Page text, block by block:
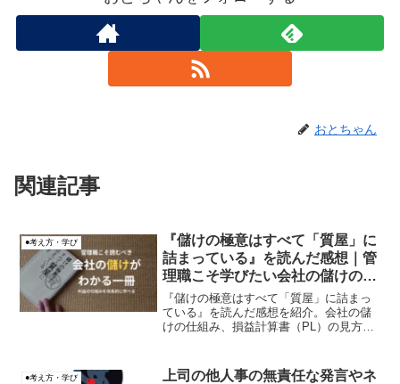
おとちゃん
関連記事
●考え方・学び
『儲けの極意はすべて「質屋」に
詰まっている』を読んだ感想｜管
理職こそ学びたい会社の儲けの仕
組み
『儲けの極意はすべて「質屋」に詰まっ
ている』を読んだ感想を紹介。会社の儲
けの仕組み、損益計算書（PL）の見方、
ベースで解説します。
●考え方・学び
上司の他人事の無責任な発言やネ